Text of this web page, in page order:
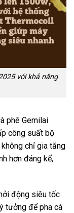
với khả năng
phê Gemilai
công suất bộ
chỉ gia tăng
hơn đáng kể,
động siêu tốc
tưởng để pha cà